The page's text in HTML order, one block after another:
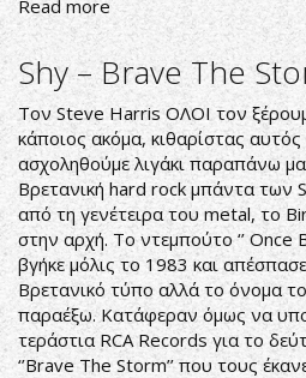
Read more about
ROCKIN'
ALL
OVER
RADIO
SHOW
20/7/20
PLAYLIST
Shy ‎– Brave The
Τον Steve Harris ΟΛΟΙ τον
κάποιος ακόμα, κιθαρίστας αυτός
ασχοληθούμε λιγάκι παραπάνω
Βρετανική hard rock μπάντα των
από τη γενέτειρα του metal, το
στην αρχή. Το ντεμπούτο ‘’ Once
βγήκε μόλις το 1983 και
Βρετανικό τύπο αλλά το όνομα
παραέξω. Κατάφεραν όμως να
τεράστια RCA Records για το
‘’Brave The Storm’’ που τους